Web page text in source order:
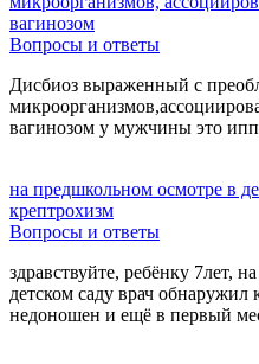
вагинозом
Вопросы и ответы
Дисбиоз выраженный с
вагинозом у мужчины это
на предшкольном осмотре в
крептрохизм
Вопросы и ответы
здравствуйте, ребёнку 7лет,
детском саду врач
недоношен и ещё в первый